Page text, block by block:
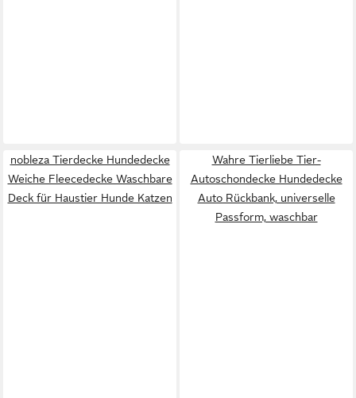
nobleza Tierdecke Hundedecke
Weiche Fleecedecke Waschbare
Deck für Haustier Hunde Katzen
Wahre Tierliebe Tier-
Autoschondecke Hundedecke
Auto Rückbank, universelle
Passform, waschbar